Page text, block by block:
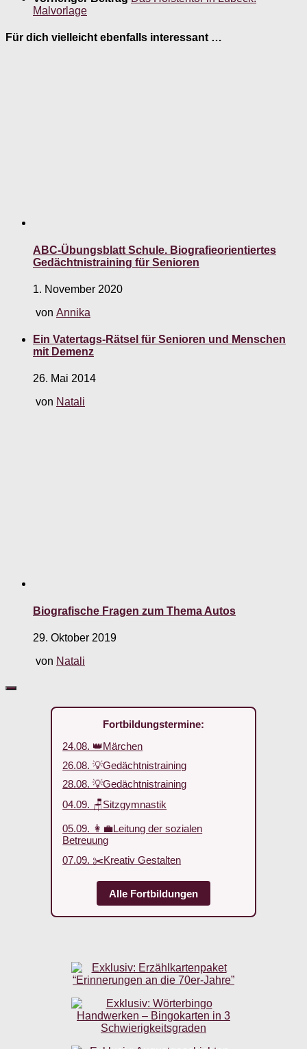
Malvorlage
Für dich vielleicht ebenfalls interessant …
ABC-Übungsblatt Schule. Biografieorientiertes
Gedächtnistraining für Senioren
1. November 2020
von Annika
Ein Vatertags-Rätsel für Senioren und Menschen
mit Demenz
26. Mai 2014
von Natali
Biografische Fragen zum Thema Autos
29. Oktober 2019
von Natali
Fortbildungstermine:
24.08. 👑Märchen
26.08. 💡Gedächtnistraining
28.08. 💡Gedächtnistraining
04.09. 🪑Sitzgymnastik
05.09. 👩‍💼Leitung der sozialen
Betreuung
07.09. ✂️Kreativ Gestalten
Alle Fortbildungen